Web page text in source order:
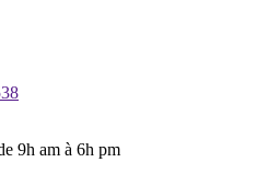
9h am à 6h pm